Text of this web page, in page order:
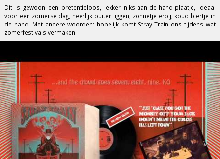
Dit is gewoon een pretentieloos, lekker niks-aan-de-hand-plaatje, ideaal
voor een zomerse dag, heerlijk buiten liggen, zonnetje erbij, koud biertje in
de hand. Met andere woorden: hopelijk komt Stray Train ons tijdens wat
zomerfestivals vermaken!